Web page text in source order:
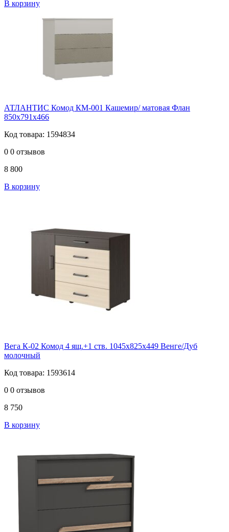
В корзину
АТЛАНТИС Комод КМ-001 Кашемир/ матовая Флан
850х791х466
Код товара: 1594834
0 0 отзывов
8 800
В корзину
Вега К-02 Комод 4 ящ.+1 ств. 1045х825х449 Венге/Дуб
молочный
Код товара: 1593614
0 0 отзывов
8 750
В корзину